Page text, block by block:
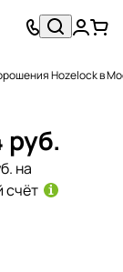
Hozelock в
руб.
на
счёт